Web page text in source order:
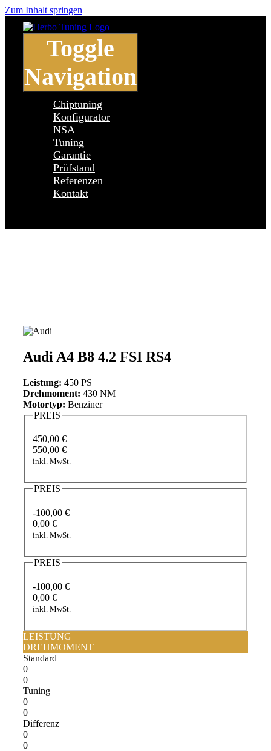
Zum Inhalt springen
Toggle
Navigation
Chiptuning
Konfigurator
NSA
Tuning
Garantie
Prüfstand
Referenzen
Kontakt
Audi A4 B8 4.2 FSI RS4
Leistung: 450 PS
Drehmoment: 430 NM
Motortyp: Benziner
PREIS
450,00 €
550,00 €
inkl. MwSt.
PREIS
-100,00 €
0,00 €
inkl. MwSt.
PREIS
-100,00 €
0,00 €
inkl. MwSt.
LEISTUNG
DREHMOMENT
Standard
0
0
Tuning
0
0
Differenz
0
0